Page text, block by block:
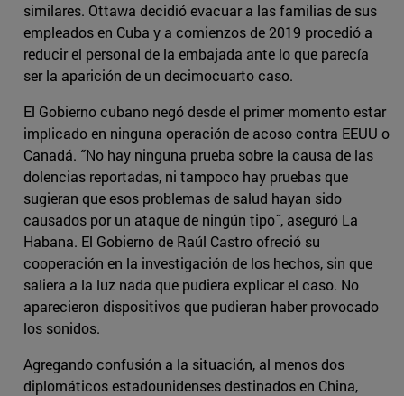
similares. Ottawa decidió evacuar a las familias de sus
empleados en Cuba y a comienzos de 2019 procedió a
reducir el personal de la embajada ante lo que parecía
ser la aparición de un decimocuarto caso.
El Gobierno cubano negó desde el primer momento estar
implicado en ninguna operación de acoso contra EEUU o
Canadá. ˝No hay ninguna prueba sobre la causa de las
dolencias reportadas, ni tampoco hay pruebas que
sugieran que esos problemas de salud hayan sido
causados por un ataque de ningún tipo˝, aseguró La
Habana. El Gobierno de Raúl Castro ofreció su
cooperación en la investigación de los hechos, sin que
saliera a la luz nada que pudiera explicar el caso. No
aparecieron dispositivos que pudieran haber provocado
los sonidos.
Agregando confusión a la situación, al menos dos
diplomáticos estadounidenses destinados en China,